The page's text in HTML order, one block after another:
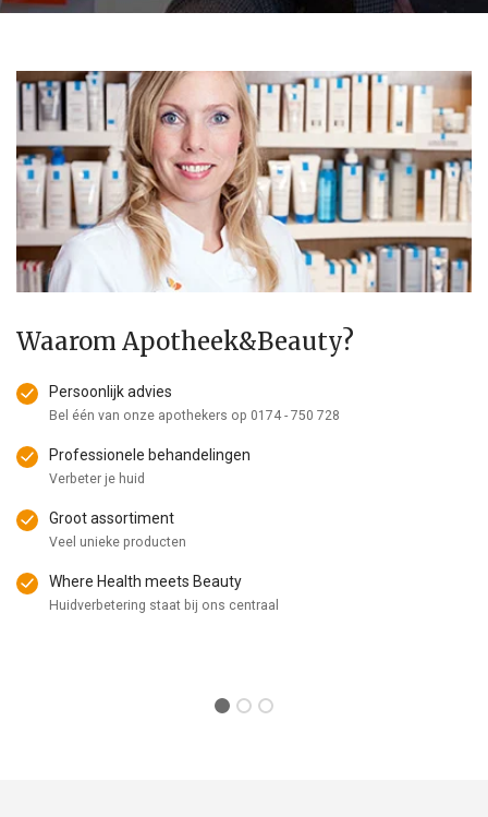
Waarom Apotheek&Beauty?
Persoonlijk advies
Bel één van onze apothekers op 0174 - 750 728
Professionele behandelingen
Verbeter je huid
Groot assortiment
Veel unieke producten
Where Health meets Beauty
Huidverbetering staat bij ons centraal